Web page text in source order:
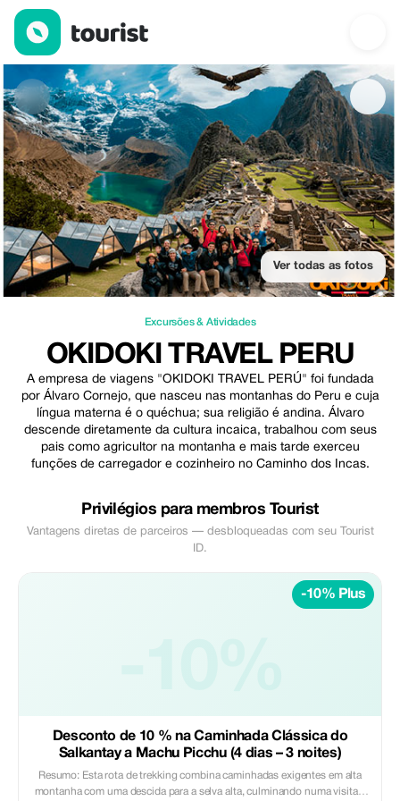
OKIDOKI TRAVEL PERU — Excursões & Atividades | Up to
Ver todas as fotos
Excursões & Atividades
OKIDOKI TRAVEL PERU
A empresa de viagens "OKIDOKI TRAVEL PERÚ" foi fundada
por Álvaro Cornejo, que nasceu nas montanhas do Peru e cuja
língua materna é o quéchua; sua religião é andina. Álvaro
descende diretamente da cultura incaica, trabalhou com seus
pais como agricultor na montanha e mais tarde exerceu
funções de carregador e cozinheiro no Caminho dos Incas.
Privilégios para membros Tourist
Vantagens diretas de parceiros — desbloqueadas com seu Tourist
ID.
-10% Plus
Desconto de 10 % na Caminhada Clássica do
Salkantay a Machu Picchu (4 dias – 3 noites)
Resumo: Esta rota de trekking combina caminhadas exigentes em alta
montanha com uma descida para a selva alta, culminando numa visita à